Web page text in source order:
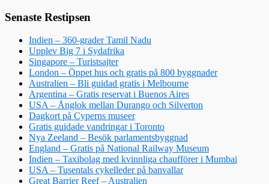
Senaste Restipsen
Indien – 360-grader Tamil Nadu
Upplev Big 7 i Sydafrika
Singapore – Turistsajter
London – Öppet hus och gratis på 800 byggnader
Australien – Bli guidad gratis i Melbourne
Argentina – Gratis reservat i Buenos Aires
USA – Ånglok mellan Durango och Silverton
Dagkort på Cyperns museer
Gratis guidade vandringar i Toronto
Nya Zeeland – Besök parlamentsbyggnad
England – Gratis på National Railway Museum
Indien – Taxibolag med kvinnliga chaufförer i Mumbai
USA – Tusentals cykelleder på banvallar
Great Barrier Reef – Australien